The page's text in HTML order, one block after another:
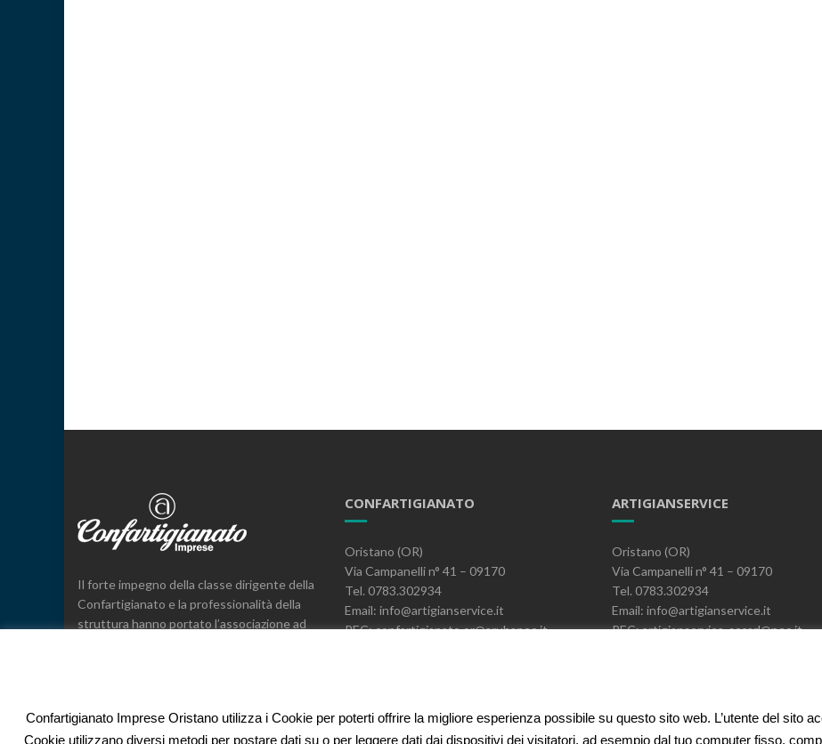
Il forte impegno della classe dirigente della
Confartigianato e la professionalità della
struttura hanno portato l’associazione ad
CONFARTIGIANATO
Oristano (OR)
Via Campanelli n° 41 – 09170
Tel. 0783.302934
Email: info@artigianservice.it
PEC: confartigianato.or@arubapec.it
ARTIGIANSERVICE
Oristano (OR)
Via Campanelli n° 41 – 09170
Tel. 0783.302934
Email: info@artigianservice.it
PEC: artigianservice-sccarl@pec.it
Confartigianato Imprese Oristano utilizza i Cookie per poterti offrire la migliore esperienza possibile su questo sito web. L’utente del sito
Cookie utilizzano diversi metodi per postare dati su o per leggere dati dai dispositivi dei visitatori, ad esempio dal tuo computer fisso,